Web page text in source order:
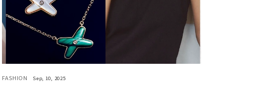
FASHION Sep, 10, 2025